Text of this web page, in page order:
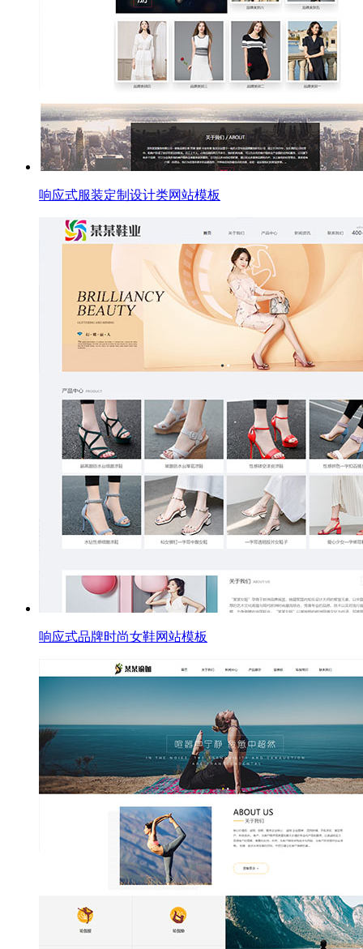
响应式服装定制设计类网站模板
响应式品牌时尚女鞋网站模板